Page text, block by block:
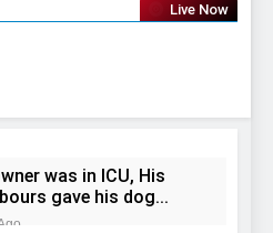
Live Now
was in ICU, His
gave his dog